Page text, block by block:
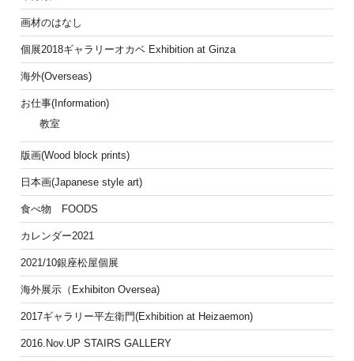
画材のはなし
個展2018ギャラリーオカベ Exhibition at Ginza
海外(Overseas)
お仕事(Information)
教室
版画(Wood block prints)
日本画(Japanese style art)
食べ物 FOODS
カレンダー2021
2021/10銀座松屋個展
海外展示（Exhibiton Oversea)
2017ギャラリー平左衛門(Exhibition at Heizaemon)
2016.Nov.UP STAIRS GALLERY